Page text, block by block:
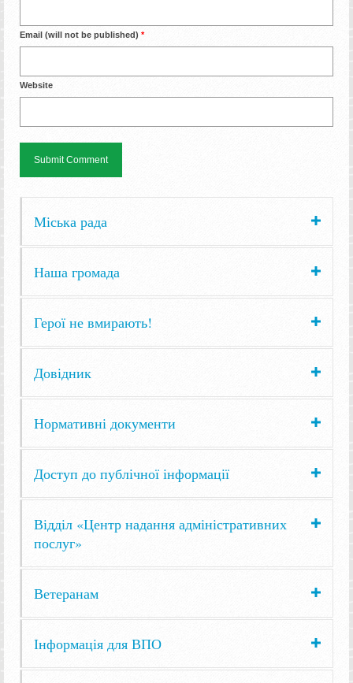
Email (will not be published) *
Website
Міська рада
Наша громада
Герої не вмирають!
Довідник
Нормативні документи
Доступ до публічної інформації
Відділ «Центр надання адміністративних
послуг»
Ветеранам
Інформація для ВПО